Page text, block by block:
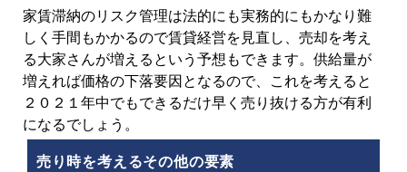
家賃滞納のリスク管理は法的にも実務的にもかなり難
しく手間もかかるので賃貸経営を見直し、売却を考え
る大家さんが増えるという予想もできます。供給量が
増えれば価格の下落要因となるので、これを考えると
２０２１年中でもできるだけ早く売り抜ける方が有利
になるでしょう。
売り時を考えるその他の要素